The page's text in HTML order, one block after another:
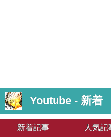
Youtube - 新着
新着記事 人気記